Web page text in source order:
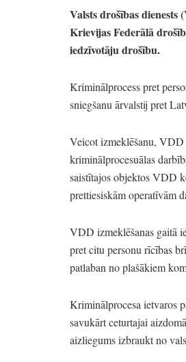
Valsts drošības dienests
Krievijas Federālā
iedzīvotāju drošību.
Kriminālprocess pret
sniegšanu ārvalstij pret
Veicot izmeklēšanu, VDD
kriminālprocesuālas
saistītajos objektos VDD
prettiesiskām operatīvām
VDD izmeklēšanas gaitā
pret citu personu rīcības
patlaban no plašākiem
Kriminālprocesa ietvaros
savukārt ceturtajai
aizliegums izbraukt no